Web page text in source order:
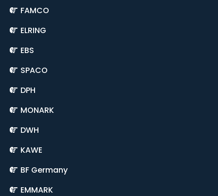
FAMCO
ELRING
EBS
SPACO
DPH
MONARK
DWH
KAWE
BF Germany
EMMARK